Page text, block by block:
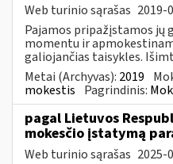
Web turinio sąrašas 2019-
Pajamos pripažįstamos jų
momentu ir
galiojančias taisykles.
Metai (Archyvas): 2019
mokestis Pagrindinis:
pagal Lietuvos
mokesčio įstatymą
Web turinio sąrašas 2025-